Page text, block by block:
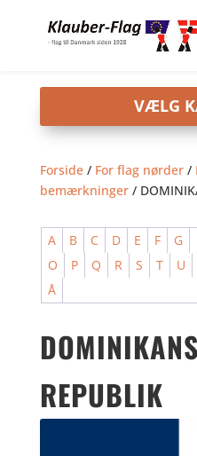
Forside/ For flag nørder/
bemærkninger/
A B C D E F G
O
P Q R S T U
Å
REPUBLIK